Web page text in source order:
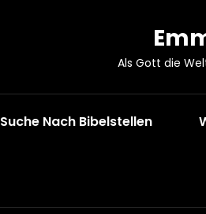
Als Gott die
Suche Nach Bibelstellen